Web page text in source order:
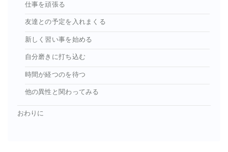
仕事を頑張る
友達との予定を入れまくる
新しく習い事を始める
自分磨きに打ち込む
時間が経つのを待つ
他の異性と関わってみる
おわりに